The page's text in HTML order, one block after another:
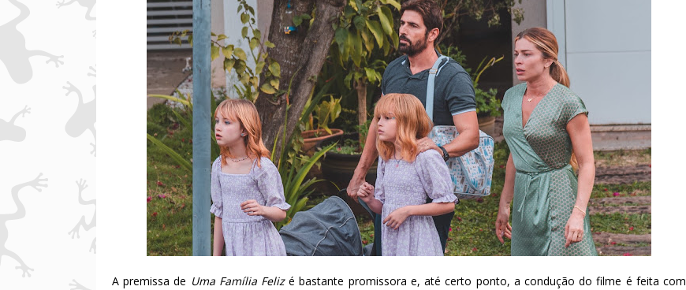
A premissa de Uma Família Felizé bastante promissora e, até certo ponto, a condução do filme é feita com